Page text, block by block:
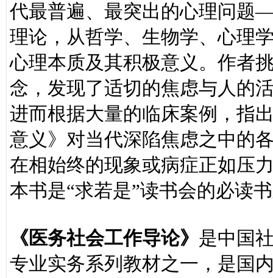
代最普遍、最突出的心理问题
理论，从哲学、生物学、心理
心理本质及其积极意义。作者
念，发现了适切的焦虑与人的
进而根据大量的临床案例，指
意义》对当代深陷焦虑之中的
在相始终的现象或病症正如压
本书是“求若是”读书会的必读
《医务社会工作导论》 是中国
专业实务系列教材之一，是国